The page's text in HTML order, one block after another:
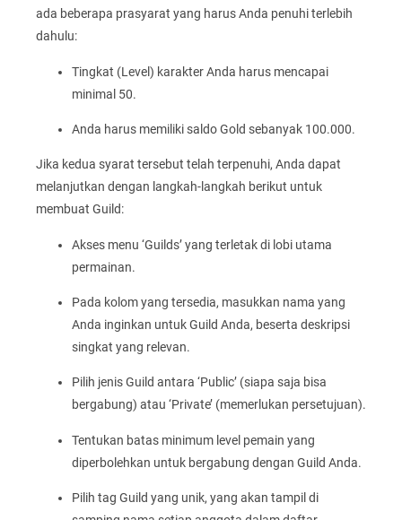
ada beberapa prasyarat yang harus Anda penuhi terlebih
dahulu:
Tingkat (Level) karakter Anda harus mencapai
minimal 50.
Anda harus memiliki saldo Gold sebanyak 100.000.
Jika kedua syarat tersebut telah terpenuhi, Anda dapat
melanjutkan dengan langkah-langkah berikut untuk
membuat Guild:
Akses menu ‘Guilds’ yang terletak di lobi utama
permainan.
Pada kolom yang tersedia, masukkan nama yang
Anda inginkan untuk Guild Anda, beserta deskripsi
singkat yang relevan.
Pilih jenis Guild antara ‘Public’ (siapa saja bisa
bergabung) atau ‘Private’ (memerlukan persetujuan).
Tentukan batas minimum level pemain yang
diperbolehkan untuk bergabung dengan Guild Anda.
Pilih tag Guild yang unik, yang akan tampil di